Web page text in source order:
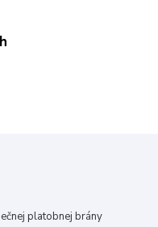
platobnej brány